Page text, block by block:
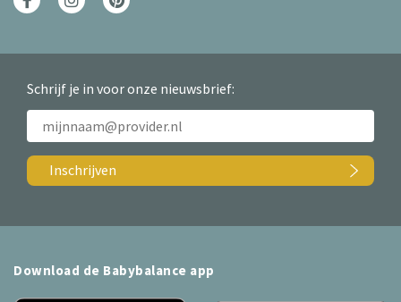
Schrijf je in voor onze nieuwsbrief:
Inschrijven
Download de Babybalance app